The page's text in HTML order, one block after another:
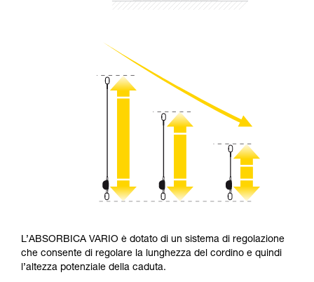
L’ABSORBICA VARIO è dotato di un sistema di regolazione
che consente di regolare la lunghezza del cordino e quindi
l’altezza potenziale della caduta.